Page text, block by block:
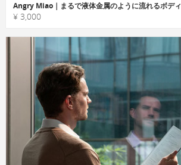
Angry Miao｜まるで液体金属のように流れるボデ
¥ 3,000